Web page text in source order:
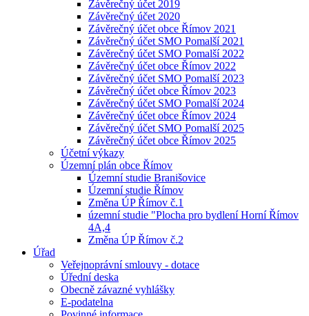
Závěrečný účet 2019
Závěrečný účet 2020
Závěrečný účet obce Římov 2021
Závěrečný účet SMO Pomalší 2021
Závěrečný účet SMO Pomalší 2022
Závěrečný účet obce Římov 2022
Závěrečný účet SMO Pomalší 2023
Závěrečný účet obce Římov 2023
Závěrečný účet SMO Pomalší 2024
Závěrečný účet obce Římov 2024
Závěrečný účet SMO Pomalší 2025
Závěrečný účet obce Římov 2025
Účetní výkazy
Územní plán obce Římov
Územní studie Branišovice
Územní studie Římov
Změna ÚP Římov č.1
územní studie "Plocha pro bydlení Horní Římov
4A,4
Změna ÚP Římov č.2
Úřad
Veřejnoprávní smlouvy - dotace
Úřední deska
Obecně závazné vyhlášky
E-podatelna